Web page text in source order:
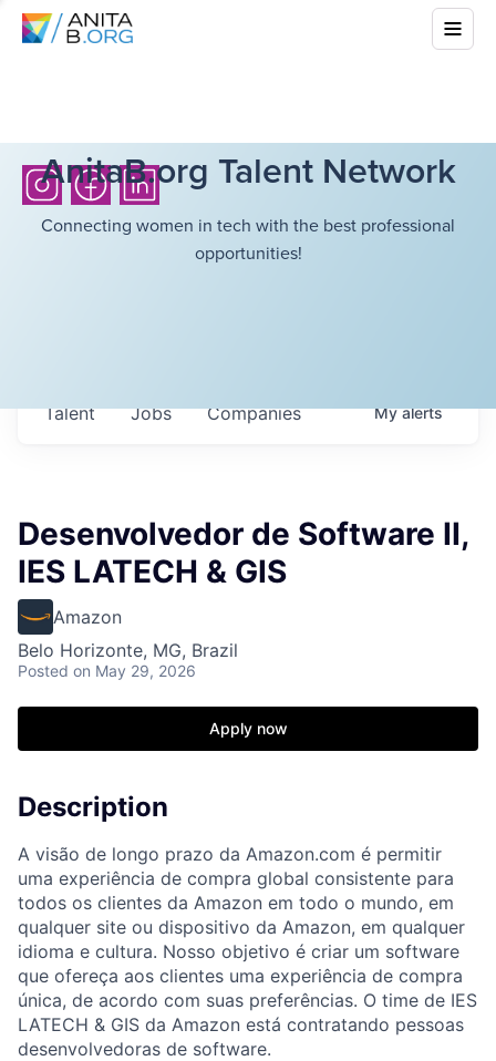
AnitaB.org Talent Network
Connecting women in tech with the best professional
opportunities!
Jobs Companies
Talent Myalerts
Desenvolvedor de Software II,
IES LATECH & GIS
Amazon
Belo Horizonte, MG, Brazil
Posted on May 29, 2026
Apply now
Description
A visão de longo prazo da Amazon.com é permitir
uma experiência de compra global consistente para
todos os clientes da Amazon em todo o mundo, em
qualquer site ou dispositivo da Amazon, em qualquer
idioma e cultura. Nosso objetivo é criar um software
que ofereça aos clientes uma experiência de compra
única, de acordo com suas preferências. O time de IES
LATECH & GIS da Amazon está contratando pessoas
desenvolvedoras de software.